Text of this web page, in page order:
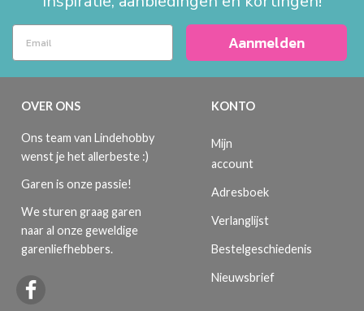
Aanmelden
OVER ONS
Ons team van Lindehobby
wenst je het allerbeste :)
Garen is onze passie!
We sturen graag garen
naar al onze geweldige
garenliefhebbers.
KONTO
Mijn
account
Adresboek
Verlanglijst
Bestelgeschiedenis
Nieuwsbrief